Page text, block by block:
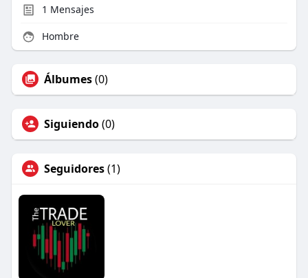
1 Mensajes
Hombre
Álbumes(0)
Siguiendo(0)
Seguidores(1)